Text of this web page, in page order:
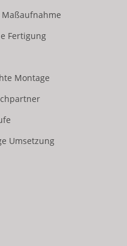
Maßaufnahme
Fertigung
Montage
Umsetzung